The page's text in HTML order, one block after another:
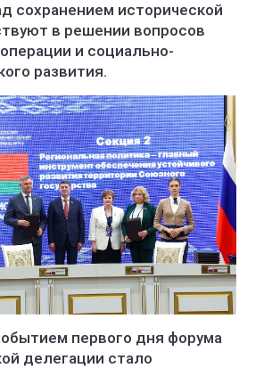
сохранением исторической
в решении вопросов
и социально-
развития.
первого дня форума
делегации стало